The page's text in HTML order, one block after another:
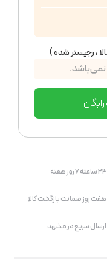
24 ساعته 7 روز هفته
هفت روز ضمانت بازگشت کالا
ارسال سریع در مشهد